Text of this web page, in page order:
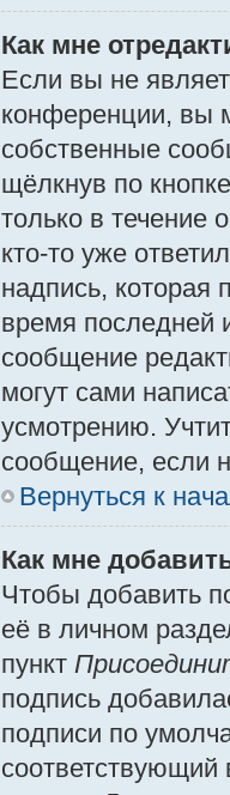
Как мне
Если вы не
конференции, вы
собственные
щёлкнув по
только в течение
кто-то уже
надпись, которая
время последней
сообщение
могут сами
усмотрению.
сообщение, если
Вернуться к
Как мне
Чтобы добавить
её в личном
пункт
подпись
подписи по